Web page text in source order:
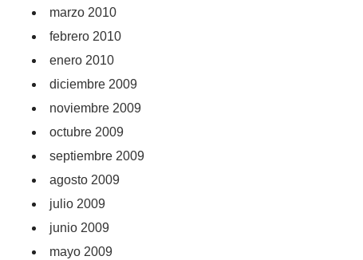
marzo 2010
febrero 2010
enero 2010
diciembre 2009
noviembre 2009
octubre 2009
septiembre 2009
agosto 2009
julio 2009
junio 2009
mayo 2009